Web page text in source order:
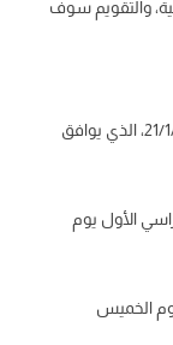
سوف
يبدأ يوم 21/1/1443، الذي يوافق
يوم